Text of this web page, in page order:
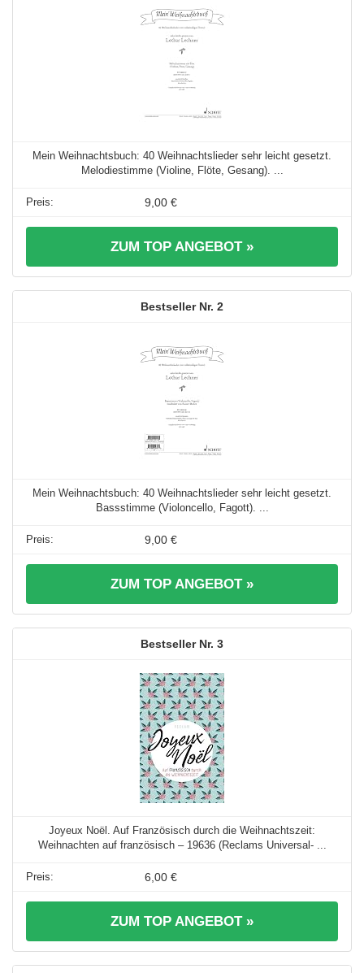
Mein Weihnachtsbuch: 40 Weihnachtslieder sehr leicht gesetzt.
Melodiestimme (Violine, Flöte, Gesang). ...
9,00 €
ZUM TOP ANGEBOT »
2
Mein Weihnachtsbuch: 40 Weihnachtslieder sehr leicht gesetzt.
Bassstimme (Violoncello, Fagott). ...
9,00 €
ZUM TOP ANGEBOT »
3
Joyeux Noël. Auf Französisch durch die Weihnachtszeit:
Weihnachten auf französisch – 19636 (Reclams Universal- ...
6,00 €
ZUM TOP ANGEBOT »